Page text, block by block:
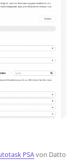
PSAvon Datto